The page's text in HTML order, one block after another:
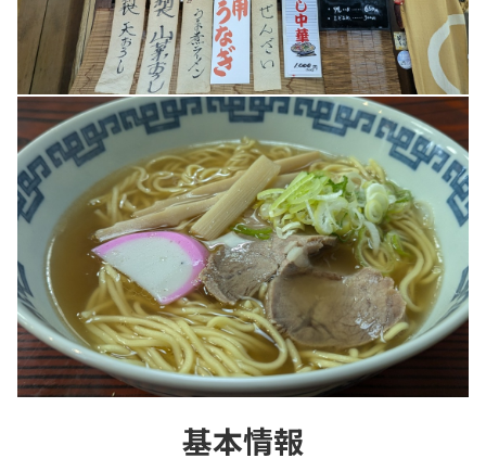
基本情報